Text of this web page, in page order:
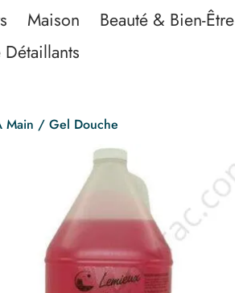
Maison Beauté & Bien-Être
Détaillants
Main / Gel Douche